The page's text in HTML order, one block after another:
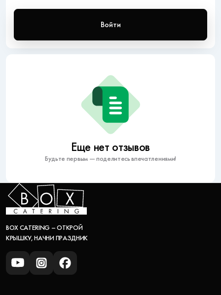
Еще нет отзывов
Будьте первым — поделитесь впечатлениями!
Войти
BOX CATERING – ОТКРОЙ
КРЫШКУ, НАЧНИ ПРАЗДНИК